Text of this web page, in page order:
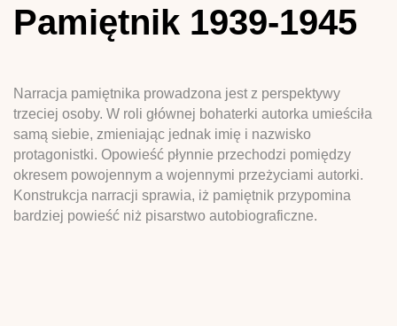
Pamiętnik 1939-1945
Narracja pamiętnika prowadzona jest z perspektywy
trzeciej osoby. W roli głównej bohaterki autorka umieściła
samą siebie, zmieniając jednak imię i nazwisko
protagonistki. Opowieść płynnie przechodzi pomiędzy
okresem powojennym a wojennymi przeżyciami autorki.
Konstrukcja narracji sprawia, iż pamiętnik przypomina
bardziej powieść niż pisarstwo autobiograficzne.